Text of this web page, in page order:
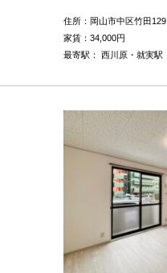
住所：岡山市中区竹田129
家賃： 34,000円
最寄駅： 西川原・就実駅